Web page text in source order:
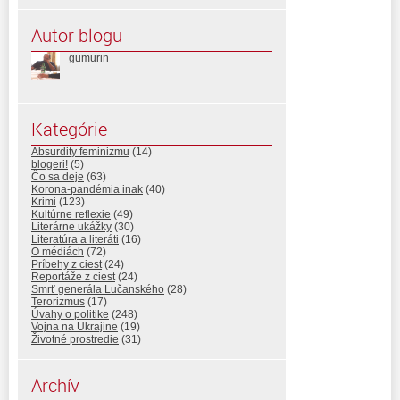
Autor blogu
gumurin
Kategórie
Absurdity feminizmu (14)
blogeri! (5)
Čo sa deje (63)
Korona-pandémia inak (40)
Krimi (123)
Kultúrne reflexie (49)
Literárne ukážky (30)
Literatúra a literáti (16)
O médiách (72)
Príbehy z ciest (24)
Reportáže z ciest (24)
Smrť generála Lučanského (28)
Terorizmus (17)
Úvahy o politike (248)
Vojna na Ukrajine (19)
Životné prostredie (31)
Archív